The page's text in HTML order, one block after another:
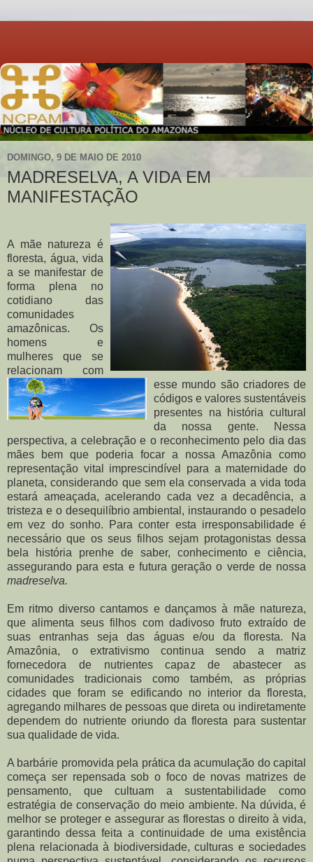
DOMINGO, 9 DE MAIO DE 2010
MADRESELVA, A VIDA EM
MANIFESTAÇÃO
A mãe natureza é
floresta, água, vida
a se manifestar de
forma plena no
cotidiano das
comunidades
amazônicas. Os
homens e
mulheres que se
relacionam com
esse mundo são criadores de
códigos e valores sustentáveis
presentes na história cultural
da nossa gente. Nessa
perspectiva, a celebração e o reconhecimento pelo dia das
mães bem que poderia focar a nossa Amazônia como
representação vital imprescindível para a maternidade do
planeta, considerando que sem ela conservada a vida toda
estará ameaçada, acelerando cada vez a decadência, a
tristeza e o desequilíbrio ambiental, instaurando o pesadelo
em vez do sonho. Para conter esta irresponsabilidade é
necessário que os seus filhos sejam protagonistas dessa
bela história prenhe de saber, conhecimento e ciência,
assegurando para esta e futura geração o verde de nossa
madreselva.
Em ritmo diverso cantamos e dançamos à mãe natureza,
que alimenta seus filhos com dadivoso fruto extraído de
suas entranhas seja das águas e/ou da floresta. Na
Amazônia, o extrativismo continua sendo a matriz
fornecedora de nutrientes capaz de abastecer as
comunidades tradicionais como também, as próprias
cidades que foram se edificando no interior da floresta,
agregando milhares de pessoas que direta ou indiretamente
dependem do nutriente oriundo da floresta para sustentar
sua qualidade de vida.
A barbárie promovida pela prática da acumulação do capital
começa ser repensada sob o foco de novas matrizes de
pensamento, que cultuam a sustentabilidade como
estratégia de conservação do meio ambiente. Na dúvida, é
melhor se proteger e assegurar as florestas o direito à vida,
garantindo dessa feita a continuidade de uma existência
plena relacionada à biodiversidade, culturas e sociedades